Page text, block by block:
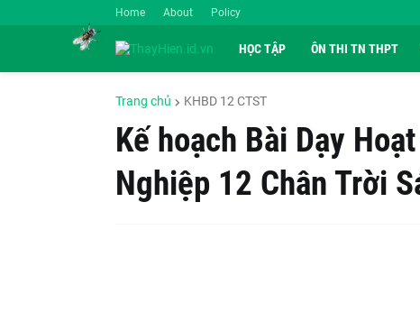
Home About Policy
HỌC TẬP ÔN THI TN THPT
Trang chủ KHBD 12 CTST
Kế hoạch Bài Dạy
Nghiệp 12 Chân Trời